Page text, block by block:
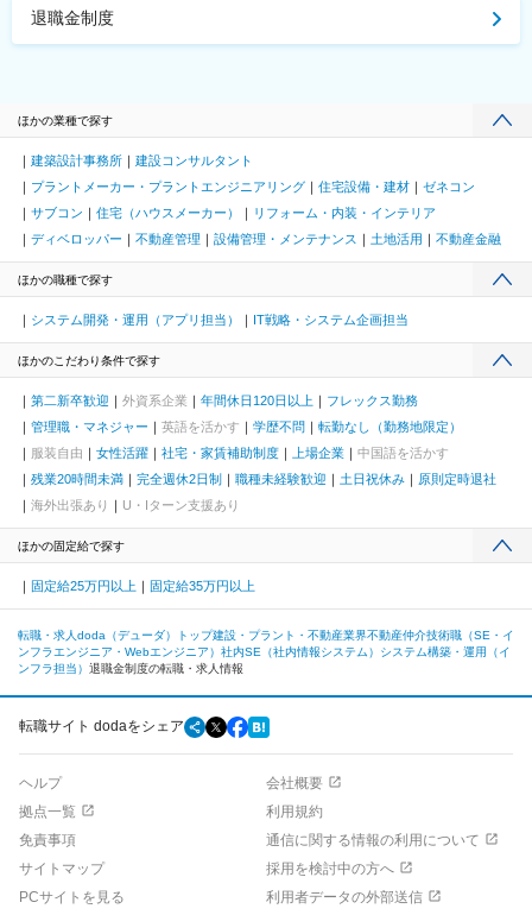
退職金制度
ほかの業種で探す
建築設計事務所
建設コンサルタント
プラントメーカー・プラントエンジニアリング
住宅設備・建材
ゼネコン
サブコン
住宅（ハウスメーカー）
リフォーム・内装・インテリア
ディベロッパー
不動産管理 設備管理・メンテナンス 土地活用 不動産金融
ほかの職種で探す
システム開発・運用（アプリ担当） IT戦略・システム企画担当
ほかのこだわり条件で探す
第二新卒歓迎 外資系企業 年間休日120日以上
フレックス勤務
管理職・マネジャー
英語を活かす 学歴不問
転勤なし（勤務地限定）
服装自由
女性活躍 社宅・家賃補助制度 上場企業
中国語を活かす
残業20時間未満
完全週休2日制 職種未経験歓迎 土日祝休み
原則定時退社
海外出張あり
U・Iターン支援あり
ほかの固定給で探す
固定給25万円以上 固定給35万円以上
転職・求人doda（デューダ）トップ建設・プラント・不動産業界不動産仲介技術職（SE・イ
ンフラエンジニア・Webエンジニア） 社内SE（社内情報システム） システム構築・運用（イ
ンフラ担当） 退職金制度の転職・求人情報
転職サイト dodaをシェア
ヘルプ
会社概要
拠点一覧
利用規約
免責事項
通信に関する情報の利用について
サイトマップ
採用を検討中の方へ
PCサイトを見る
利用者データの外部送信